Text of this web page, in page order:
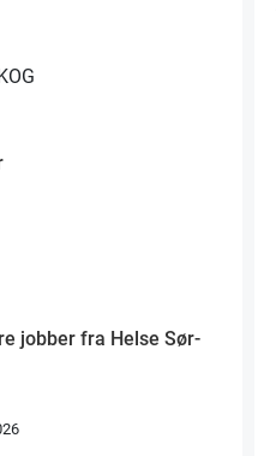
jobber fra Helse Sør-